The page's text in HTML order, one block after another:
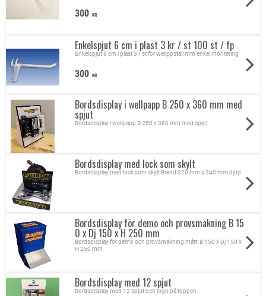
300 KR
Enkelspjut 6 cm i plast 3 kr / st 100 st / fp
Enkelspjut 6 cm i plast 3 / st för wellppställ mm enkel montering
300 KR
Bordsdisplay i wellpapp B 250 x 360 mm med
spjut
Bordsdisplay i wellpapp B 250 x 360 mm med spjut
Bordsdisplay med lock som skylt
Bordsdisplay med lock som skylt Bredd 320 mm x 240 mm djup
Bordsdisplay för demo och provsmakning B 15
0 x Dj 150 x H 250 mm
Bordsdisplay för demo och provsmakning mått: B 150 x Dj 150 x
H 250 mm
Bordsdisplay med 12 spjut
Bordsdisplay med 12 spjut och logo på toppen